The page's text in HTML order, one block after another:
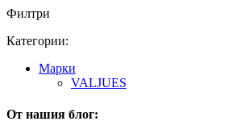
Филтри
Категории:
Mарки
VALJUES
От нашия блог: